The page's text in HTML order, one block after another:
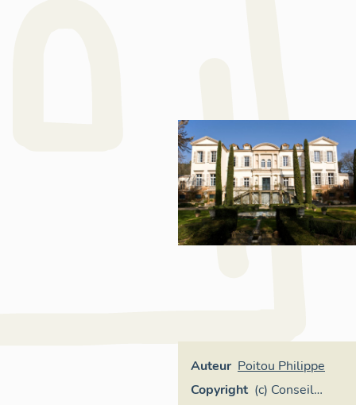
Auteur Poitou Philippe
Copyright (c) Conseil